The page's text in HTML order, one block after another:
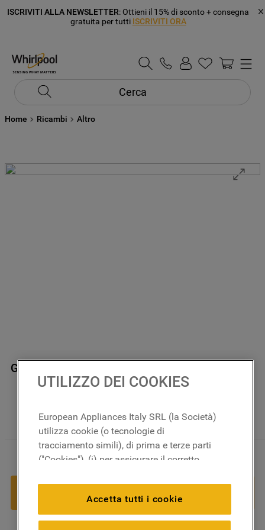
ISCRIVITI ALLA NEWSLETTER: Ottieni il 15% di sconto + consegna
gratuita per tutti ISCRIVITI ORA
Cerca
Home Ricambi Altro
Guarnizione Oblo 'am1274x-873x' J00066066
In magazzino
49,73 € －
AGGIUNGI AL CARRELLO
UTILIZZO DEI COOKIES
European Appliances Italy SRL (la Società)
utilizza cookie (o tecnologie di
tracciamento simili), di prima e terze parti
("Cookies"), (i) per assicurare il corretto
impostazioni scelte dall'utente e per
migliorare l'esperienza di navigazione
(cookie tecnici), (ii) per finalità statistiche e
Accetta tutti i cookie